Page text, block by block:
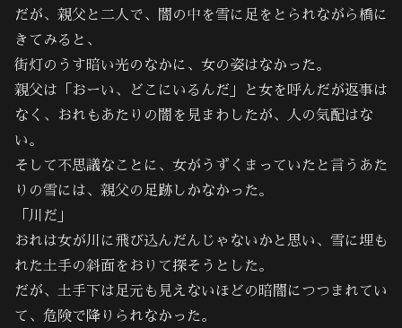
だが、親父と二人で、闇の中を雪に足をとられながら橋に
きてみると、
街灯のうす暗い光のなかに、女の姿はなかった。
親父は「おーい、どこにいるんだ」と女を呼んだが返事は
なく、おれもあたりの闇を見まわしたが、人の気配はな
い。
そして不思議なことに、女がうずくまっていたと言うあた
りの雪には、親父の足跡しかなかった。
「川だ」
おれは女が川に飛び込んだんじゃないかと思い、雪に埋も
れた土手の斜面をおりて探そうとした。
だが、土手下は足元も見えないほどの暗闇につつまれてい
て、危険で降りられなかった。